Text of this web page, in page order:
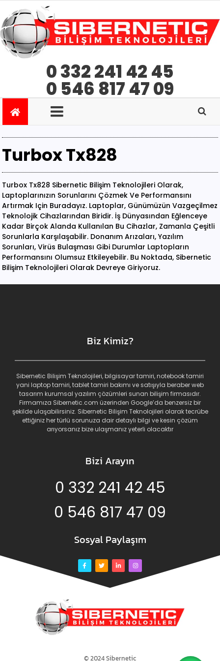
0 332 241 42 45
0 546 817 47 09
Turbox Tx828
Turbox Tx828 Sibernetic Bilişim Teknolojileri Olarak,
Laptoplarınızın Sorunlarını Çözmek Ve Performansını
Artırmak Için Buradayız. Laptoplar, Günümüzün Vazgeçilmez
Teknolojik Cihazlarından Biridir. İş Dünyasından Eğlenceye
Kadar Birçok Alanda Kullanılan Bu Cihazlar, Zamanla Çeşitli
Sorunlarla Karşılaşabilir. Donanım Arızaları, Yazılım
Sorunları, Virüs Bulaşması Gibi Durumlar Laptopların
Performansını Olumsuz Etkileyebilir. Bu Noktada, Sibernetic
Bilişim Teknolojileri Olarak Devreye Giriyoruz.
Biz Kimiz?
Sibernetic Bilişim Teknolojileri, bilgisayar tamiri, notebook tamiri
yani laptop tamiri, tablet tamiri bakımı ve satışıyla beraber web
tasarım kurumsal yazılım çözümleri sunan bilişim firmasıdır.
Firmamıza Sibernetic.com üzerinden Google’da benzersiz bir
şekilde ulaşabilirsiniz. Sibernetic Bilişim Teknolojileri olarak tecrübe
ettiğiniz her türlü sorunuza dair detaylı bilgi ve kesin çözüm
arıyorsanız bize ulaşmanız yeterli olacaktır
Bizi Arayın
0 332 241 42 45
0 546 817 47 09
Sosyal Paylaşım
© 2024 Sibernetic